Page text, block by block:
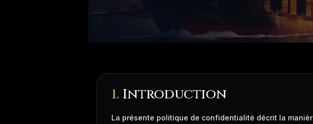
1. Introduction
La présente politique de confidentialité décrit la